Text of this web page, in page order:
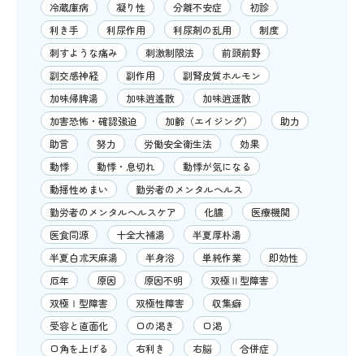
冷蔵庫病 凝り性 分離不安症
初診
利き手
利尿作用 利尿剤の乱用
制度
刺すような痛み
刺激制限法
前頭前野
副交感神経
副作用
副腎皮質ホルモン
加味帰脾湯
加味逍遙散
加味逍遥散
加害恐怖・確認強迫
加齢（エイジング）
助力
助言
努力 労働安全衛生法
効果
動悸
動悸・息切れ
動悸が気になる
動揺性めまい
勤労者のメンタルヘルス
勤労者のメンタルヘルスケア
化膿
医療機関
医食同源
十全大補湯
半夏厚朴湯
半夏白朮天麻湯
半身浴 単純作業
即効性
厄年
原因 原因不明
双極Ⅱ型障害
双極Ⅰ型障害
双極性障害
収集癖
受容と直面化
口の渇き
口渇
口角を上げる
右利き 右脳
合併症